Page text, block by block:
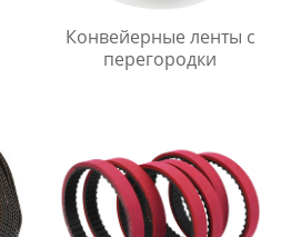
Конвейерные ленты с
перегородки